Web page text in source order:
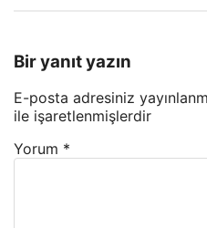
Bir yanıt yazın
E-posta adresiniz
ile işaretlenmişlerdir
Yorum *